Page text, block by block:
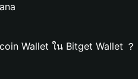
Wallet ใน Bitget Wallet ？